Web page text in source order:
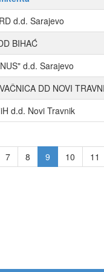
d.d. Sarajevo
BIHAĆ
d.d. Sarajevo
DD NOVI
d.d. Novi Travnik
7 8 9 10 11